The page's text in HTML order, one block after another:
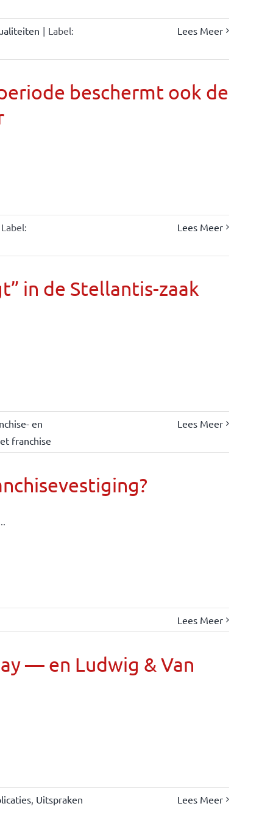
| Label:
Lees Meer
beschermt ook de
Label:
Lees Meer
in de Stellantis-zaak
en
franchise
Lees Meer
Lees Meer
— en Ludwig & Van
, Uitspraken
Lees Meer